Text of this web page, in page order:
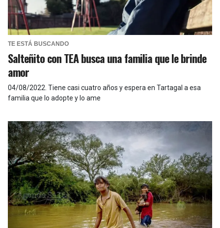
TE ESTÁ BUSCANDO
Salteñito con TEA busca una familia que le brinde
amor
04/08/2022 Tiene casi cuatro años y espera en Tartagal a esa
familia que lo adopte y lo ame